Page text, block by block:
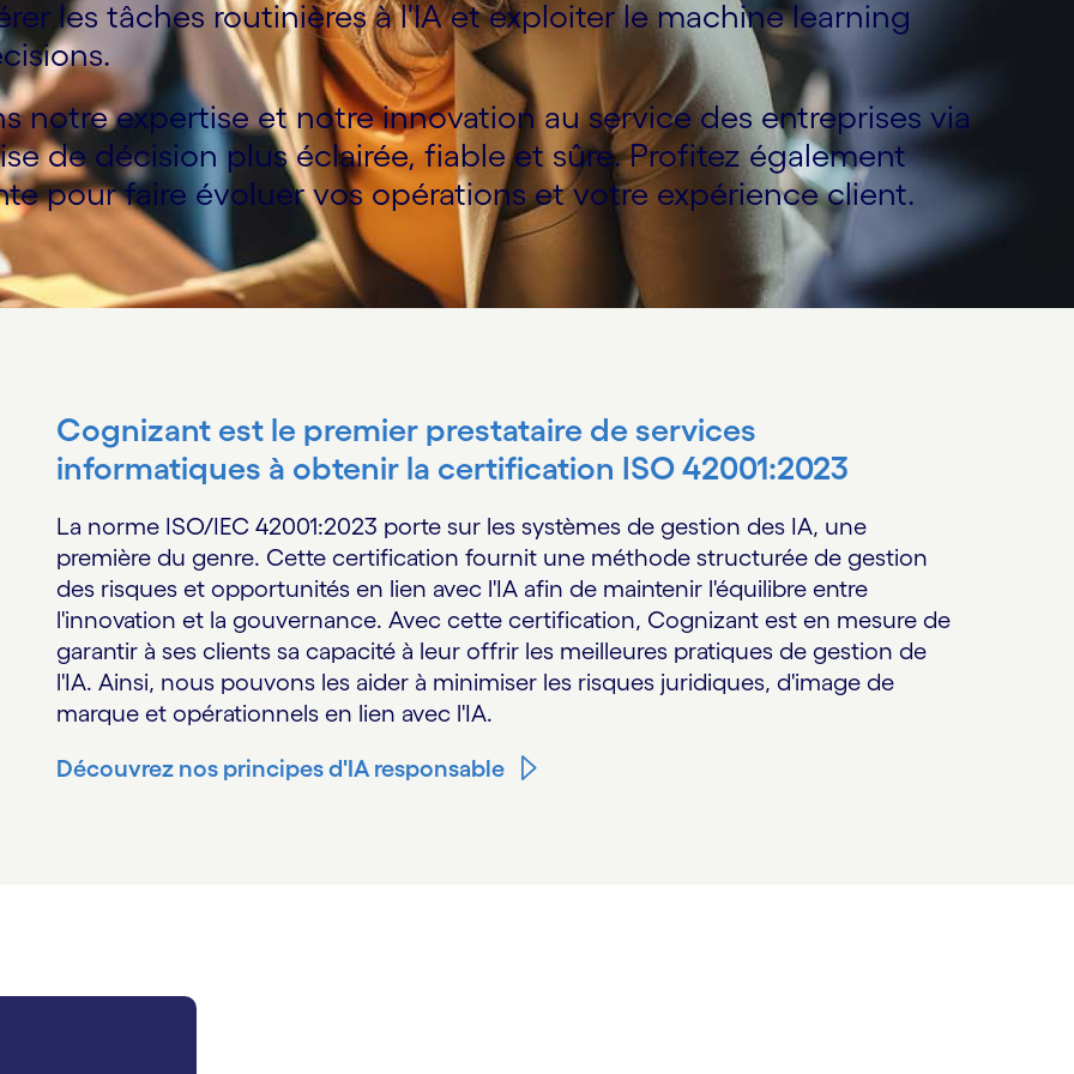
les tâches routinières à l'IA et exploiter le machine learning
notre expertise et notre innovation au service des entreprises via
de décision plus éclairée, fiable et sûre. Profitez également
pour faire évoluer vos opérations et votre expérience client.
Cognizant est le premier prestataire de services
informatiques à obtenir la certification ISO 42001:2023
La norme ISO/IEC 42001:2023 porte sur les systèmes de gestion des IA, une
première du genre. Cette certification fournit une méthode structurée de gestion
des risques et opportunités en lien avec l'IA afin de maintenir l'équilibre entre
l'innovation et la gouvernance. Avec cette certification, Cognizant est en mesure de
garantir à ses clients sa capacité à leur offrir les meilleures pratiques de gestion de
l'IA. Ainsi, nous pouvons les aider à minimiser les risques juridiques, d'image de
marque et opérationnels en lien avec l'IA.
Découvrez nos principes d'IA responsable